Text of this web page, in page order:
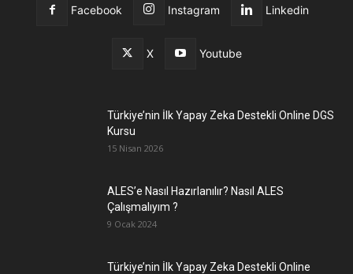
Facebook Instagram Linkedin
X Youtube
Türkiye’nin İlk Yapay Zeka Destekli Online DGS
Kursu
15 Nisan 2026
ALES’e Nasıl Hazırlanılır? Nasıl ALES
Çalışmalıyım ?
9 Ocak 2024
Türkiye’nin İlk Yapay Zeka Destekli Online